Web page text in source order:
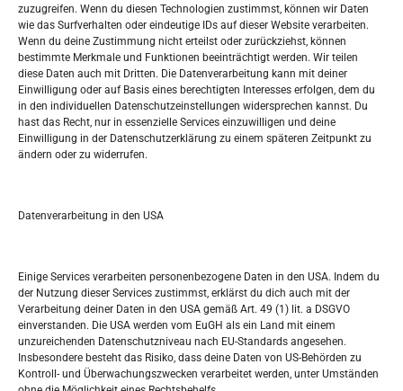
zuzugreifen. Wenn du diesen Technologien zustimmst, können wir Daten
wie das Surfverhalten oder eindeutige IDs auf dieser Website verarbeiten.
Wenn du deine Zustimmung nicht erteilst oder zurückziehst, können
bestimmte Merkmale und Funktionen beeinträchtigt werden. Wir teilen
diese Daten auch mit Dritten. Die Datenverarbeitung kann mit deiner
Einwilligung oder auf Basis eines berechtigten Interesses erfolgen, dem du
in den individuellen Datenschutzeinstellungen widersprechen kannst. Du
hast das Recht, nur in essenzielle Services einzuwilligen und deine
Einwilligung in der Datenschutzerklärung zu einem späteren Zeitpunkt zu
ändern oder zu widerrufen.
Datenverarbeitung in den USA
Einige Services verarbeiten personenbezogene Daten in den USA. Indem du
der Nutzung dieser Services zustimmst, erklärst du dich auch mit der
Verarbeitung deiner Daten in den USA gemäß Art. 49 (1) lit. a DSGVO
einverstanden. Die USA werden vom EuGH als ein Land mit einem
unzureichenden Datenschutzniveau nach EU-Standards angesehen.
Insbesondere besteht das Risiko, dass deine Daten von US-Behörden zu
Kontroll- und Überwachungszwecken verarbeitet werden, unter Umständen
Tko je “Idemo u Svijet – Njemačka?
Pretražite stranicu:
S
e
h
M D M D F S S
1
3 4 5 6 7 8
10 11 12 13 14 15 16